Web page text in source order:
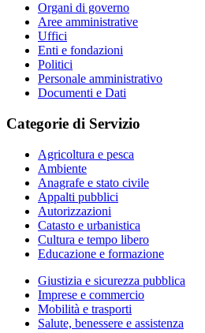
Organi di governo
Aree amministrative
Uffici
Enti e fondazioni
Politici
Personale amministrativo
Documenti e Dati
Categorie di Servizio
Agricoltura e pesca
Ambiente
Anagrafe e stato civile
Appalti pubblici
Autorizzazioni
Catasto e urbanistica
Cultura e tempo libero
Educazione e formazione
Giustizia e sicurezza pubblica
Imprese e commercio
Mobilità e trasporti
Salute, benessere e assistenza